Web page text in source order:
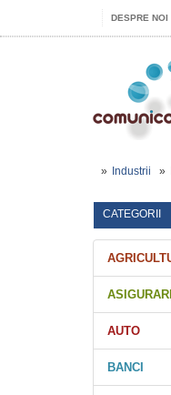
DESPRE NOI
Industrii
CATEGORII
ASIGURARI
AUTO
BANCI